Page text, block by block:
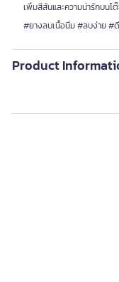
เพิ่มสีสันและความน่ารักบน
#ยางลบเนื้อนิ่ม #ลบง่าย #
Product